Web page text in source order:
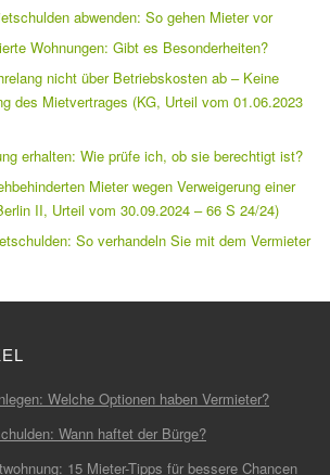
abwenden: So gehen Mieter vor
Wohnungen: Gibt es Besonderheiten?
nicht über Betriebskosten ab – Keine
des Mietvertrages (KG, Urteil vom 01.06.2023
erhalten: Wie prüfe ich, ob sie berechtigt ist?
Mieter wegen Verweigerung einer
II, Urteil vom 30.09.2024 – 66 S 24/24)
So verhandeln Sie mit dem Vermieter
Welche Optionen haben Vermieter?
Wann haftet der Bürge?
15 Mieter-Tipps für bessere Chancen